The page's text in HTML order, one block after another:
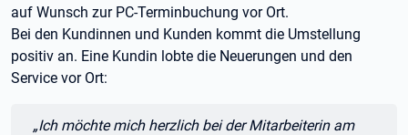
auf Wunsch zur PC-Terminbuchung vor Ort.
Bei den Kundinnen und Kunden kommt die Umstellung
positiv an. Eine Kundin lobte die Neuerungen und den
Service vor Ort:
Zitat:
„Ich möchte mich herzlich bei der Mitarbeiterin am